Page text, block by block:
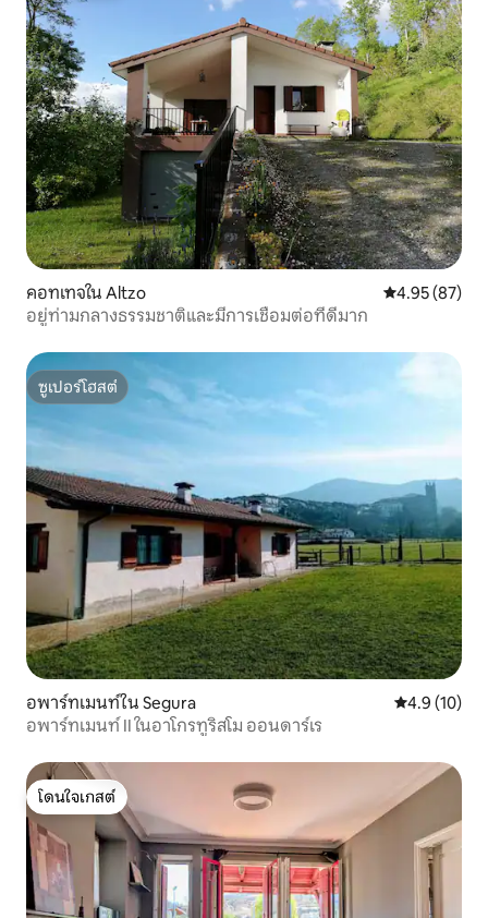
คอทเทจใน Altzo คะแนนเฉลี่ย
4.95 (87)
อยู่ท่ามกลางธรรมชาติและมีการเชื่อมต่อที่ดีมาก
ซูเปอร์โฮสต์
ซูเปอร์โฮสต์
อพาร์ทเมนท์ใน Segura คะแนนเฉลี่ย
4.9 (10)
อพาร์ทเมนท์ II ในอาโกรทูริสโม ออนดาร์เร
โดนใจเกสต์
โดนใจเกสต์